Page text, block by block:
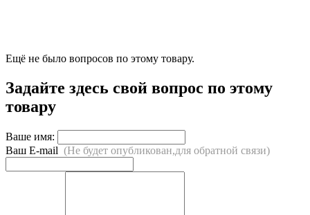
Ещё не было вопросов по этому товару.
Задайте здесь свой вопрос по этому
товару
Ваше имя:
Ваш E-mail (Не будет опубликован,для обратной связи)